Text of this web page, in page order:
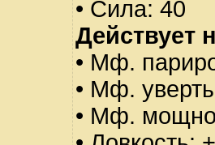
• Сила: 40
Действует
• Мф.
• Мф.
• Мф.